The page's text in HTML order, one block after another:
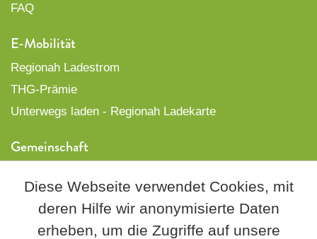
Diese Webseite verwendet Cookies, mit
deren Hilfe wir anonymisierte Daten
erheben, um die Zugriffe auf unsere
FAQ
E-Mobilität
Regionah Ladestrom
THG-Prämie
Unterwegs laden - Regionah Ladekarte
Gemeinschaft
PlusProjekte
Genossenschaft